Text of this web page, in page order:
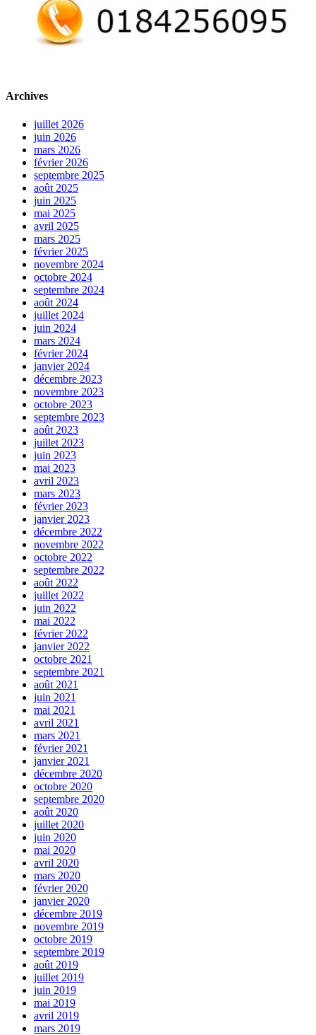
Archives
juillet 2026
juin 2026
mars 2026
février 2026
septembre 2025
août 2025
juin 2025
mai 2025
avril 2025
mars 2025
février 2025
novembre 2024
octobre 2024
septembre 2024
août 2024
juillet 2024
juin 2024
mars 2024
février 2024
janvier 2024
décembre 2023
novembre 2023
octobre 2023
septembre 2023
août 2023
juillet 2023
juin 2023
mai 2023
avril 2023
mars 2023
février 2023
janvier 2023
décembre 2022
novembre 2022
octobre 2022
septembre 2022
août 2022
juillet 2022
juin 2022
mai 2022
février 2022
janvier 2022
octobre 2021
septembre 2021
août 2021
juin 2021
mai 2021
avril 2021
mars 2021
février 2021
janvier 2021
décembre 2020
octobre 2020
septembre 2020
août 2020
juillet 2020
juin 2020
mai 2020
avril 2020
mars 2020
février 2020
janvier 2020
décembre 2019
novembre 2019
octobre 2019
septembre 2019
août 2019
juillet 2019
juin 2019
mai 2019
avril 2019
mars 2019